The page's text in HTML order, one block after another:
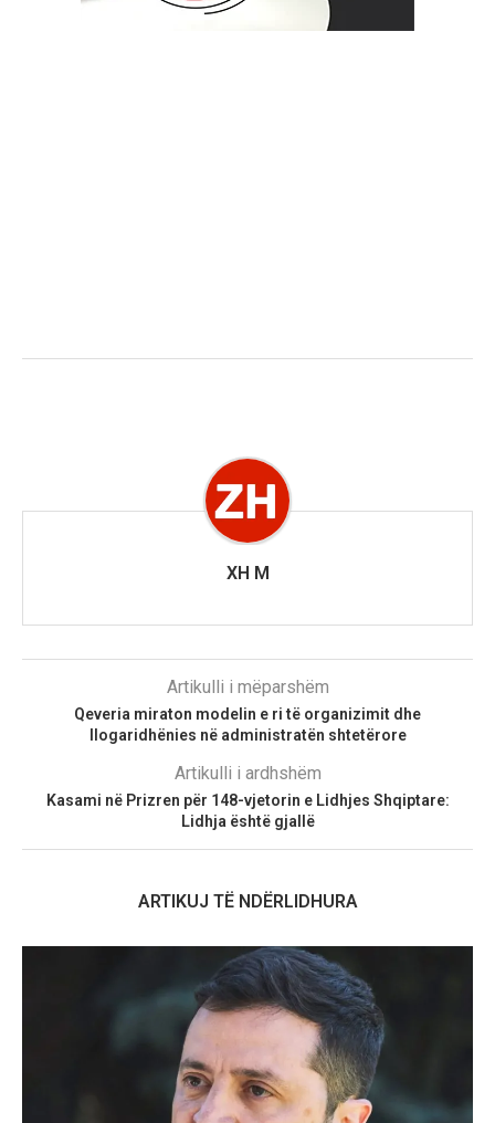
XH M
Artikulli i mëparshëm
Qeveria miraton modelin e ri të organizimit dhe
llogaridhënies në administratën shtetërore
Artikulli i ardhshëm
Kasami në Prizren për 148-vjetorin e Lidhjes Shqiptare:
Lidhja është gjallë
ARTIKUJ TË NDËRLIDHURA